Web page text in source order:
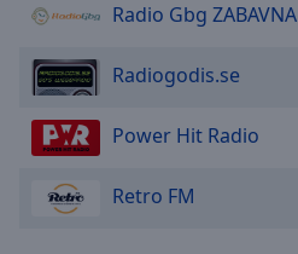
Radio Gbg ZABAVNA
Radiogodis.se
Power Hit Radio
Retro FM